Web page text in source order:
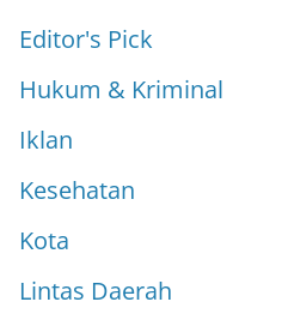
Editor's Pick
Hukum & Kriminal
Iklan
Kesehatan
Kota
Lintas Daerah